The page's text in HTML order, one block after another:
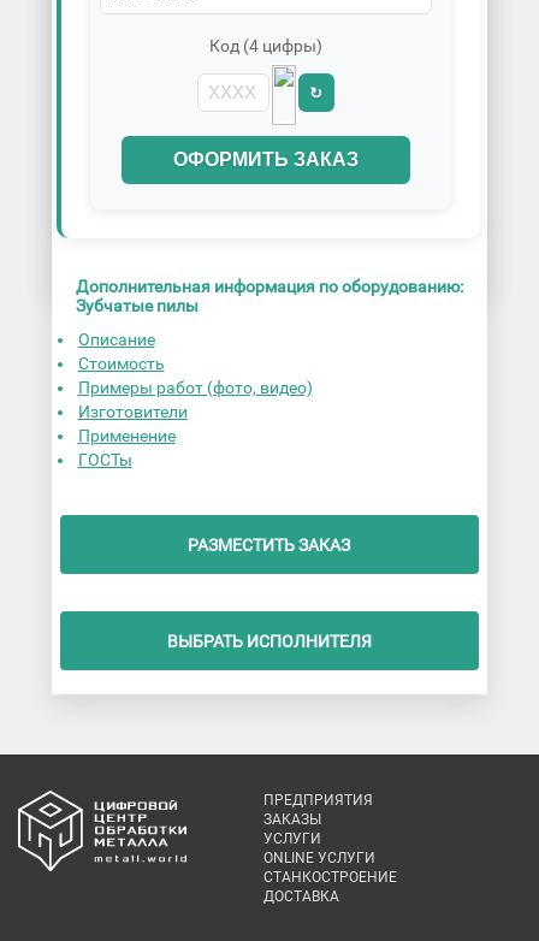
Код (4 цифры)
↻
ОФОРМИТЬ ЗАКАЗ
Дополнительная информация по оборудованию:
Зубчатые пилы
Описание
Стоимость
Примеры работ (фото, видео)
Изготовители
Применение
ГОСТы
РАЗМЕСТИТЬ ЗАКАЗ
ВЫБРАТЬ ИСПОЛНИТЕЛЯ
ПРЕДПРИЯТИЯ
ЗАКАЗЫ
УСЛУГИ
ONLINE УСЛУГИ
СТАНКОСТРОЕНИЕ
ДОСТАВКА